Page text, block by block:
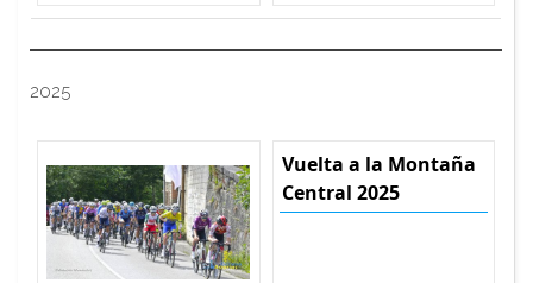
2025
Vuelta a la Montaña
Central 2025